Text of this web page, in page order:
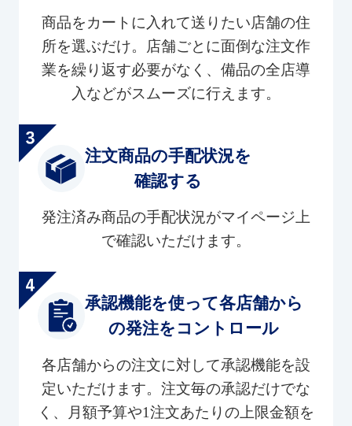
商品をカートに入れて送りたい店舗の住
所を選ぶだけ。店舗ごとに面倒な注文作
業を繰り返す必要がなく、備品の全店導
入などがスムーズに行えます。
注文商品の手配状況を
確認する
発注済み商品の手配状況がマイページ上
で確認いただけます。
承認機能を使って各店舗から
の発注をコントロール
各店舗からの注文に対して承認機能を設
定いただけます。注文毎の承認だけでな
く、月額予算や1注文あたりの上限金額を